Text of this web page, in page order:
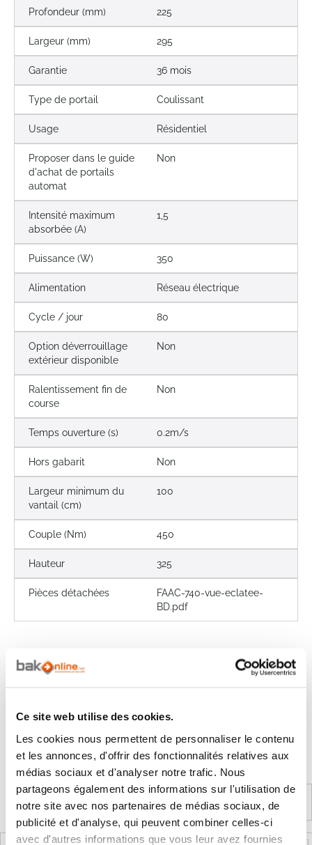
Ce site web utilise des cookies.
Les cookies nous permettent de personnaliser le contenu
et les annonces, d'offrir des fonctionnalités relatives aux
médias sociaux et d'analyser notre trafic. Nous
partageons également des informations sur l'utilisation de
notre site avec nos partenaires de médias sociaux, de
publicité et d'analyse, qui peuvent combiner celles-ci
avec d'autres informations que vous leur avez fournies
Profondeur (mm) 225
Largeur (mm) 295
Garantie 36 mois
Type de portail Coulissant
Usage Résidentiel
Proposer dans le guide
d'achat de portails
automat
Non
Intensité maximum
absorbée (A)
1,5
Puissance (W) 350
Alimentation Réseau électrique
Cycle / jour 80
Option déverrouillage
extérieur disponible
Non
Ralentissement fin de
course
Non
Temps ouverture (s) 0.2m/s
Hors gabarit Non
Largeur minimum du
vantail (cm)
100
Couple (Nm) 450
Hauteur 325
Pièces détachées
FAAC-740-vue-eclatee-
BD.pdf
Les avis clients
Il n'y a pas encore d'avis sur ce produit
Les questions / réponses
Pas encore de questions
Connectez vous pour poser votre question
Produits complémentaires